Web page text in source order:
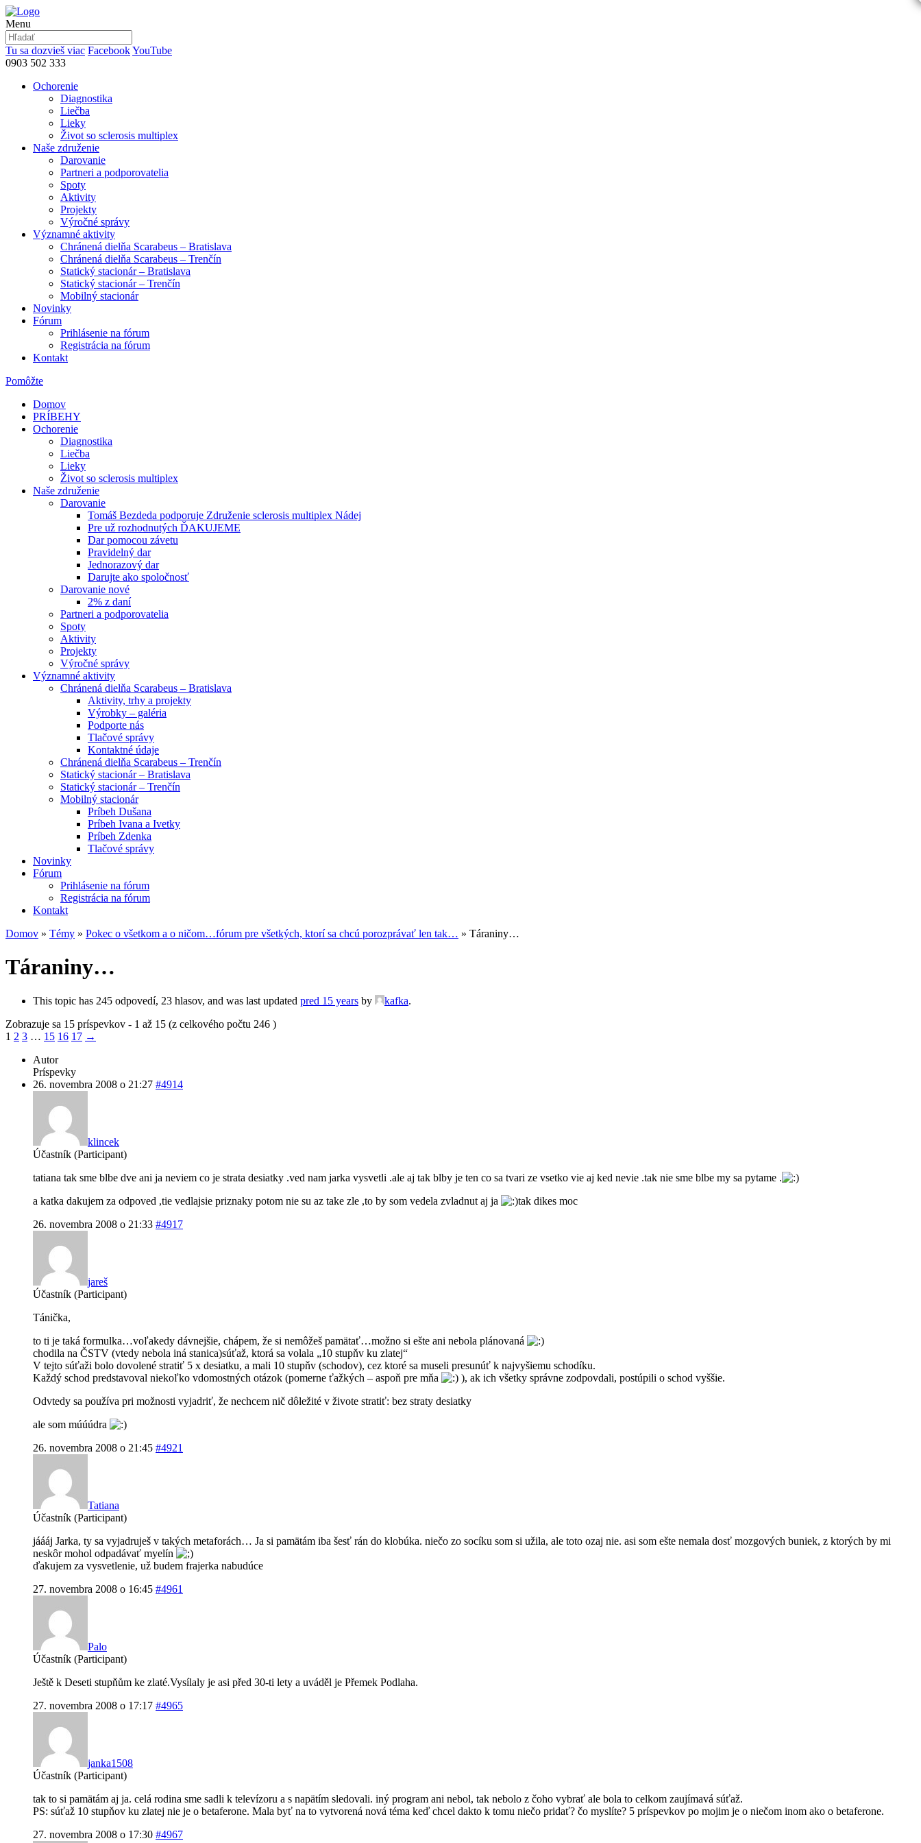
Menu
Tu sa dozvieš viac FacebookYouTube
0903 502 333
Ochorenie
Diagnostika
Liečba
Lieky
Život so sclerosis multiplex
Naše združenie
Darovanie
Partneri a podporovatelia
Spoty
Aktivity
Projekty
Výročné správy
Významné aktivity
Chránená dielňa Scarabeus – Bratislava
Chránená dielňa Scarabeus – Trenčín
Statický stacionár – Bratislava
Statický stacionár – Trenčín
Mobilný stacionár
Novinky
Fórum
Prihlásenie na fórum
Registrácia na fórum
Kontakt
Pomôžte
Domov
PRÍBEHY
Ochorenie
Diagnostika
Liečba
Lieky
Život so sclerosis multiplex
Naše združenie
Darovanie
Tomáš Bezdeda podporuje Združenie sclerosis multiplex Nádej
Pre už rozhodnutých ĎAKUJEME
Dar pomocou závetu
Pravidelný dar
Jednorazový dar
Darujte ako spoločnosť
Darovanie nové
2% z daní
Partneri a podporovatelia
Spoty
Aktivity
Projekty
Výročné správy
Významné aktivity
Chránená dielňa Scarabeus – Bratislava
Aktivity, trhy a projekty
Výrobky – galéria
Podporte nás
Tlačové správy
Kontaktné údaje
Chránená dielňa Scarabeus – Trenčín
Statický stacionár – Bratislava
Statický stacionár – Trenčín
Mobilný stacionár
Príbeh Dušana
Príbeh Ivana a Ivetky
Príbeh Zdenka
Tlačové správy
Novinky
Fórum
Prihlásenie na fórum
Registrácia na fórum
Kontakt
Domov » Témy » Pokec o všetkom a o ničom…fórum pre všetkých, ktorí sa chcú porozprávať len tak… » Táraniny…
Táraniny…
This topic has 245 odpovedí, 23 hlasov, and was last updated pred 15 years by kafka.
Zobrazuje sa 15 príspevkov - 1 až 15 (z celkového počtu 246 )
1 2 3 … 15 16 17 →
Autor
Príspevky
26. novembra 2008 o 21:27 #4914
klincek
Účastník (Participant)
tatiana tak sme blbe dve ani ja neviem co je strata desiatky .ved nam jarka vysvetli .ale aj tak blby je ten co sa tvari ze vsetko vie aj ked nevie .tak nie sme blbe my sa pytame .
a katka dakujem za odpoved ,tie vedlajsie priznaky potom nie su az take zle ,to by som vedela zvladnut aj ja
tak dikes moc
26. novembra 2008 o 21:33 #4917
jareš
Účastník (Participant)
Tánička,
to ti je taká formulka…voľakedy dávnejšie, chápem, že si nemôžeš pamätať…možno si ešte ani nebola plánovaná
chodila na ČSTV (vtedy nebola iná stanica)súťaž, ktorá sa volala „10 stupňv ku zlatej“
V tejto súťaži bolo dovolené stratiť 5 x desiatku, a mali 10 stupňv (schodov), cez ktoré sa museli presunúť k najvyšiemu schodíku.
Každý schod predstavoval niekoľko vdomostných otázok (pomerne ťažkých – aspoň pre mňa
), ak ich všetky správne zodpovdali, postúpili o schod vyššie.
Odvtedy sa používa pri možnosti vyjadriť, že nechcem nič dôležité v živote stratiť: bez straty desiatky
ale som múúúdra
26. novembra 2008 o 21:45 #4921
Tatiana
Účastník (Participant)
jáááj Jarka, ty sa vyjadruješ v takých metaforách… Ja si pamätám iba šesť rán do klobúka. niečo zo socíku som si užila, ale toto ozaj nie. asi som ešte nemala dosť mozgových buniek, z ktorých by mi
neskôr mohol odpadávať myelín
ďakujem za vysvetlenie, už budem frajerka nabudúce
27. novembra 2008 o 16:45 #4961
Palo
Účastník (Participant)
Ještě k Deseti stupňům ke zlaté.Vysílaly je asi před 30-ti lety a uváděl je Přemek Podlaha.
27. novembra 2008 o 17:17 #4965
janka1508
Účastník (Participant)
tak to si pamätám aj ja. celá rodina sme sadli k televízoru a s napätím sledovali. iný program ani nebol, tak nebolo z čoho vybrať ale bola to celkom zaujímavá súťaž.
PS: súťaž 10 stupňov ku zlatej nie je o betaferone. Mala byť na to vytvorená nová téma keď chcel dakto k tomu niečo pridať? čo myslíte? 5 príspevkov po mojim je o niečom inom ako o betaferone.
27. novembra 2008 o 17:30 #4967